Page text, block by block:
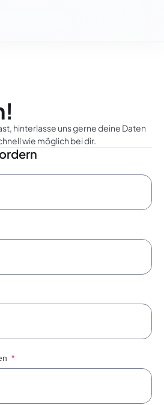
hinterlasse uns gerne deine Daten
wie möglich bei dir.